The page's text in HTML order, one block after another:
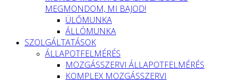
MEGMONDOM, MI BAJOD!
ÜLŐMUNKA
ÁLLÓMUNKA
SZOLGÁLTATÁSOK
ÁLLAPOTFELMÉRÉS
MOZGÁSSZERVI ÁLLAPOTFELMÉRÉS
KOMPLEX MOZGÁSSZERVI